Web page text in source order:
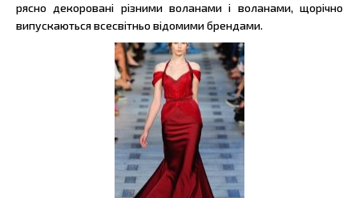
рясно декоровані різними воланами і воланами, щорічно
випускаються всесвітньо відомими брендами.